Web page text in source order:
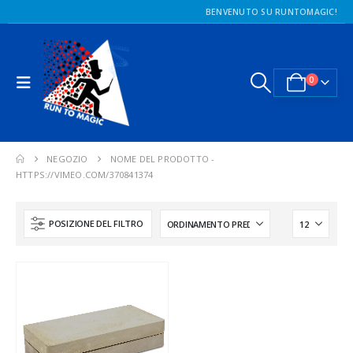
BENVENUTO SU RUNTOMAGIC!
0
NEGOZIO
NOME DEL PRODOTTO -
HTTPS://VIMEO.COM/370841374
POSIZIONE DEL FILTRO